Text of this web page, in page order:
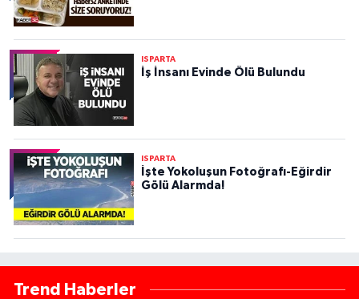
ISPARTA
İş İnsanı Evinde Ölü Bulundu
ISPARTA
İşte Yokoluşun Fotoğrafı-Eğirdir
Gölü Alarmda!
Trend Haberler